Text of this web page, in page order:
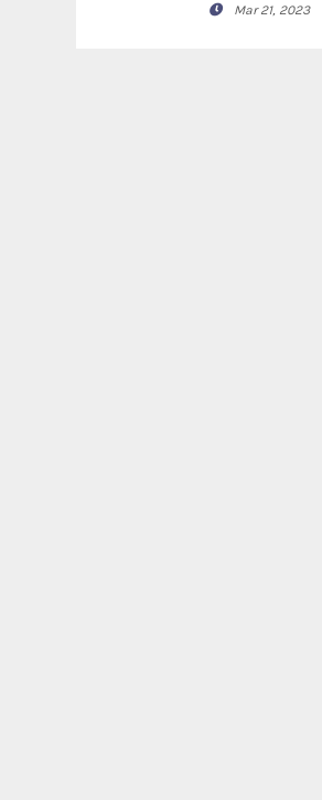
Mar 21, 2023